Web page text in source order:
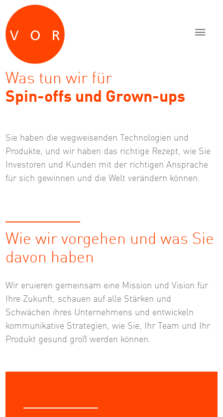
Zum Inhalt springen
Zur Navigation springen
Zum Fußbereich und Kontakt springen
Was tun wir für
Spin-offs und Grown-ups
Sie haben die wegweisenden Technologien und
Produkte, und wir haben das richtige Rezept, wie Sie
Investoren und Kunden mit der richtigen Ansprache
für sich gewinnen und die Welt verändern können.
Wie wir vorgehen und was Sie
davon haben
Wir eruieren gemeinsam eine Mission und Vision für
Ihre Zukunft, schauen auf alle Stärken und
Schwächen ihres Unternehmens und entwickeln
kommunikative Strategien, wie Sie, Ihr Team und Ihr
Produkt gesund groß werden können.